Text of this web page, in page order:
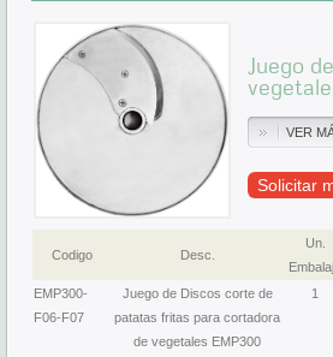
Juego
VER
Solicitar
Codigo Desc.
Un.
EMP300-
F06-F07
Juego de Discos corte de
patatas fritas para cortadora
de vegetales EMP300
1